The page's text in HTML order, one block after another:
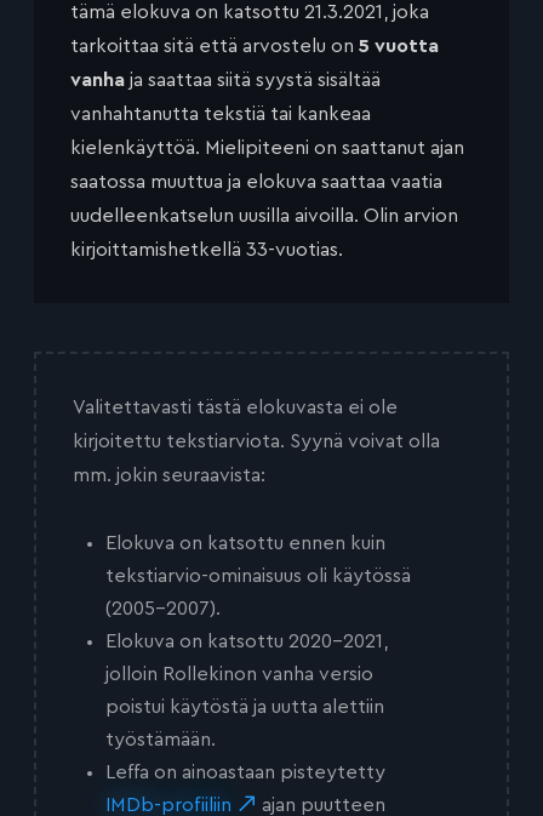
tämä elokuva on katsottu 21.3.2021, joka
tarkoittaa sitä että arvostelu on 5 vuotta
vanha ja saattaa siitä syystä sisältää
vanhahtanutta tekstiä tai kankeaa
kielenkäyttöä. Mielipiteeni on saattanut ajan
saatossa muuttua ja elokuva saattaa vaatia
uudelleenkatselun uusilla aivoilla. Olin arvion
kirjoittamishetkellä 33-vuotias.
Valitettavasti tästä elokuvasta ei ole
kirjoitettu tekstiarviota. Syynä voivat olla
mm. jokin seuraavista:
Elokuva on katsottu ennen kuin
tekstiarvio-ominaisuus oli käytössä
(2005-2007).
Elokuva on katsottu 2020-2021,
jolloin Rollekinon vanha versio
poistui käytöstä ja uutta alettiin
työstämään.
Leffa on ainoastaan pisteytetty
IMDb-profiiliin
ajan puutteen